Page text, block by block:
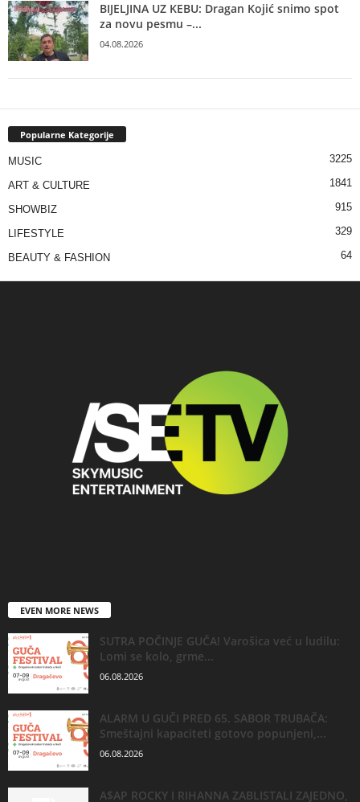
BIJELJINA UZ KEBU: Dragan Kojić snimo spot
za novu pesmu –...
04.08.2026
Popularne Kategorije
MUSIC 3225
ART & CULTURE 1841
SHOWBIZ 915
LIFESTYLE 329
BEAUTY & FASHION 64
EVEN MORE NEWS
SUTRA POČINJE GUČA! Varošica već u ludilu:
Lomi se kolo, grme...
06.08.2026
ALARM U GUČI PRED 65. SABOR TRUBAČA:
Smeštajni kapaciteti gotovo popunjeni,...
06.08.2026
A$AP ROCKY I RIHANNA ZABLISTALI ZAJEDNO,